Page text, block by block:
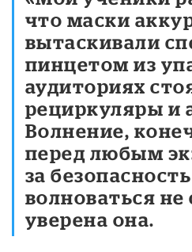
что маски
вытаскивали
пинцетом из
аудиториях
рециркуляры и
Волнение,
перед любым
за
волноваться не
уверена она.